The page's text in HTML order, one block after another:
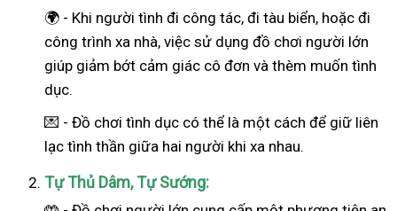
🌍 - Khi người tình đi công tác, đi tàu biển, hoặc đi
công trình xa nhà, việc sử dụng đồ chơi người lớn
giúp giảm bớt cảm giác cô đơn và thèm muốn tình
dục.
💌 - Đồ chơi tình dục có thể là một cách để giữ liên
lạc tình thần giữa hai người khi xa nhau.
Tự Thủ Dâm, Tự Sướng: